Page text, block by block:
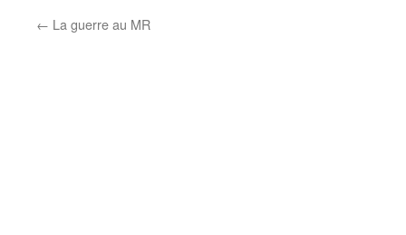
← La guerre au MR